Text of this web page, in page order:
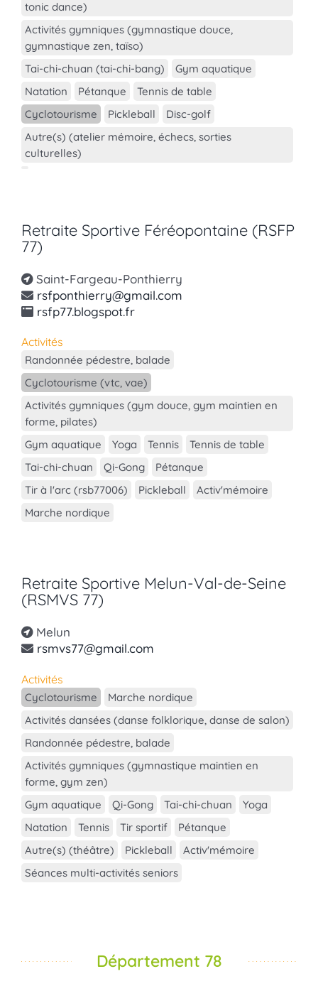
tonic dance)
Activités gymniques (gymnastique douce,
gymnastique zen, taïso)
Tai-chi-chuan (tai-chi-bang)
Gym aquatique
Natation
Pétanque
Tennis de table
Cyclotourisme
Pickleball
Disc-golf
Autre(s) (atelier mémoire, échecs, sorties
culturelles)
Retraite Sportive Féréopontaine (RSFP
77)
Saint-Fargeau-Ponthierry
rsfponthierry@gmail.com
rsfp77.blogspot.fr
Activités
Randonnée pédestre, balade
Cyclotourisme (vtc, vae)
Activités gymniques (gym douce, gym maintien en
forme, pilates)
Gym aquatique
Yoga Tennis
Tennis de table
Tai-chi-chuan
Qi-Gong
Pétanque
Tir à l'arc (rsb77006)
Pickleball
Activ'mémoire
Marche nordique
Retraite Sportive Melun-Val-de-Seine
(RSMVS 77)
Melun
rsmvs77@gmail.com
Activités
Cyclotourisme
Marche nordique
Activités dansées (danse folklorique, danse de salon)
Randonnée pédestre, balade
Activités gymniques (gymnastique maintien en
forme, gym zen)
Gym aquatique
Qi-Gong Tai-chi-chuan
Yoga
Natation
Tennis Tir sportif
Pétanque
Autre(s) (théâtre)
Pickleball
Activ'mémoire
Séances multi-activités seniors
Département 78